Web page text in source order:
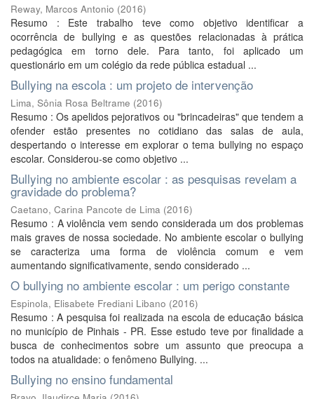
Reway, Marcos Antonio (2016)
Resumo : Este trabalho teve como objetivo identificar a
ocorrência de bullying e as questões relacionadas à prática
pedagógica em torno dele. Para tanto, foi aplicado um
questionário em um colégio da rede pública estadual ...
Bullying na escola : um projeto de intervenção
Lima, Sônia Rosa Beltrame (2016)
Resumo : Os apelidos pejorativos ou "brincadeiras" que tendem a
ofender estão presentes no cotidiano das salas de aula,
despertando o interesse em explorar o tema bullying no espaço
escolar. Considerou-se como objetivo ...
Bullying no ambiente escolar : as pesquisas revelam a
gravidade do problema?
Caetano, Carina Pancote de Lima (2016)
Resumo : A violência vem sendo considerada um dos problemas
mais graves de nossa sociedade. No ambiente escolar o bullying
se caracteriza uma forma de violência comum e vem
aumentando significativamente, sendo considerado ...
O bullying no ambiente escolar : um perigo constante
Espinola, Elisabete Frediani Libano (2016)
Resumo : A pesquisa foi realizada na escola de educação básica
no município de Pinhais - PR. Esse estudo teve por finalidade a
busca de conhecimentos sobre um assunto que preocupa a
todos na atualidade: o fenômeno Bullying. ...
Bullying no ensino fundamental